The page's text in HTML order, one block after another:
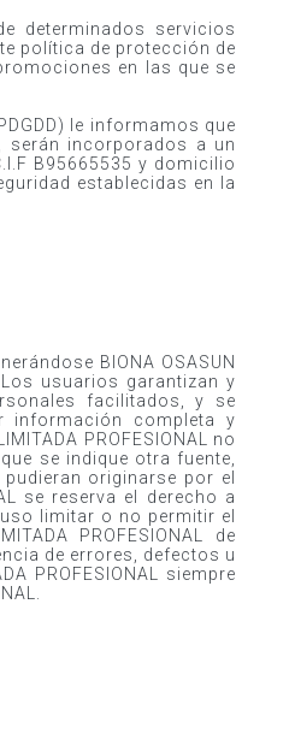
determinados servicios
política de protección de
en las que se
le informamos que
serán incorporados a un
B95665535 y domicilio
establecidas en la
BIONA OSASUN
Los usuarios garantizan y
facilitados, y se
información completa y
PROFESIONAL no
se indique otra fuente,
originarse por el
se reserva el derecho a
limitar o no permitir el
PROFESIONAL de
de errores, defectos u
PROFESIONAL siempre